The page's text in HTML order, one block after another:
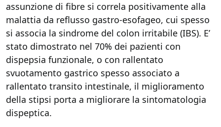
assunzione di fibre si correla positivamente alla
malattia da reflusso gastro-esofageo, cui spesso
si associa la sindrome del colon irritabile (IBS). E’
stato dimostrato nel 70% dei pazienti con
dispepsia funzionale, o con rallentato
svuotamento gastrico spesso associato a
rallentato transito intestinale, il miglioramento
della stipsi porta a migliorare la sintomatologia
dispeptica.